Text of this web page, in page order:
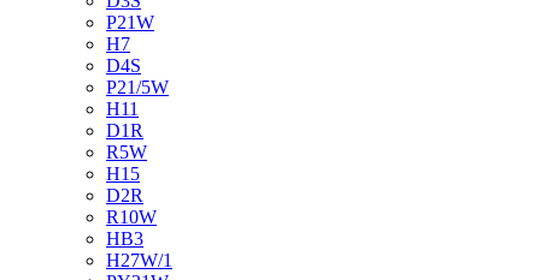
P21W
H7
D4S
P21/5W
H11
D1R
R5W
H15
D2R
R10W
HB3
H27W/1